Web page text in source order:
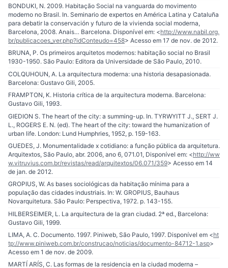
BONDUKI, N. 2009. Habitação Social na vanguarda do movimento
moderno no Brasil. In. Seminario de expertos en América Latina y Cataluña
para debatir la conservación y futuro de la vivienda social moderna,
Barcelona, 2008. Anais… Barcelona. Disponível em: <http://www.nabil.org.
br/publicacoes_ver.php?idConteudo=458> Acesso em 17 de nov. de 2012.
BRUNA, P. Os primeiros arquitetos modernos: habitação social no Brasil
1930-1950. São Paulo: Editora da Universidade de São Paulo, 2010.
COLQUHOUN, A. La arquitectura moderna: una historia desapasionada.
Barcelona: Gustavo Gili, 2005.
FRAMPTON, K. Historia crítica de la arquitectura moderna. Barcelona:
Gustavo Gili, 1993.
GIEDION S. The heart of the city: a summing-up. In. TYRWYITT J., SERT J.
L., ROGERS E. N. (ed). The heart of the city: toward the humanization of
urban life. London: Lund Humphries, 1952, p. 159-163.
GUEDES, J. Monumentalidade x cotidiano: a função pública da arquitetura.
Arquitextos, São Paulo, abr. 2006, ano 6, 071.01, Disponível em: <http://ww
w.vitruvius.com.br/revistas/read/arquitextos/06.071/359> Acesso em 14
de jan. de 2012.
GROPIUS, W. As bases sociológicas da habitação mínima para a
população das cidades industriais. In: W. GROPIUS, Bauhaus
Novarquitetura. São Paulo: Perspectiva, 1972. p. 143-155.
HILBERSEIMER, L. La arquitectura de la gran ciudad. 2ª ed., Barcelona:
Gustavo Gili, 1999.
LIMA, A. C. Documento. 1997. Piniweb, São Paulo, 1997. Disponível em <ht
tp://www.piniweb.com.br/construcao/noticias/documento-84712-1.asp>
Acesso em 1 de nov. de 2009.
MARTÍ ARÍS, C. Las formas de la residencia en la ciudad moderna –